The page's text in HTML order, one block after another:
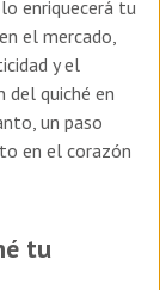
enriquecerá tu
el mercado,
y el
del quiché en
un paso
en el corazón
tu